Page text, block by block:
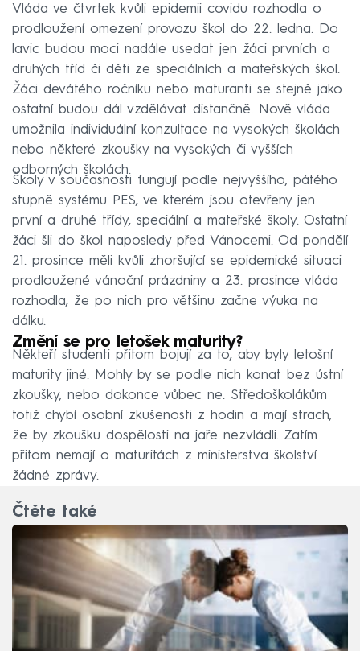
Vláda ve čtvrtek kvůli epidemii covidu rozhodla o
prodloužení omezení provozu škol do 22. ledna. Do
lavic budou moci nadále usedat jen žáci prvních a
druhých tříd či děti ze speciálních a mateřských škol.
Žáci devátého ročníku nebo maturanti se stejně jako
ostatní budou dál vzdělávat distančně. Nově vláda
umožnila individuální konzultace na vysokých školách
nebo některé zkoušky na vysokých či vyšších
odborných školách.
Školy v současnosti fungují podle nejvyššího, pátého
stupně systému PES, ve kterém jsou otevřeny jen
první a druhé třídy, speciální a mateřské školy. Ostatní
žáci šli do škol naposledy před Vánocemi. Od pondělí
21. prosince měli kvůli zhoršující se epidemické situaci
prodloužené vánoční prázdniny a 23. prosince vláda
rozhodla, že po nich pro většinu začne výuka na
dálku.
Změní se pro letošek maturity?
Někteří studenti přitom bojují za to, aby byly letošní
maturity jiné. Mohly by se podle nich konat bez ústní
zkoušky, nebo dokonce vůbec ne. Středoškolákům
totiž chybí osobní zkušenosti z hodin a mají strach,
že by zkoušku dospělosti na jaře nezvládli. Zatím
přitom nemají o maturitách z ministerstva školství
žádné zprávy.
Čtěte také